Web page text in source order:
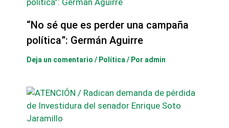
“No sé que es perder una campaña
política”: Germán Aguirre
Deja un comentario / Política / Por admin